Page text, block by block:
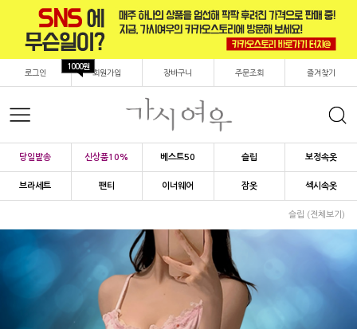
로그인 회원가입
1000원
장바구니 주문조회 즐겨찾기
당일발송 신상품10% 베스트50 슬립 보정속옷
브라세트 팬티 이너웨어 잠옷 섹시속옷
슬립 (전체보기)